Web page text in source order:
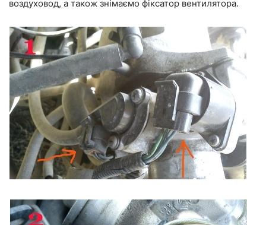
воздуховод, а також знімаємо фіксатор вентилятора.